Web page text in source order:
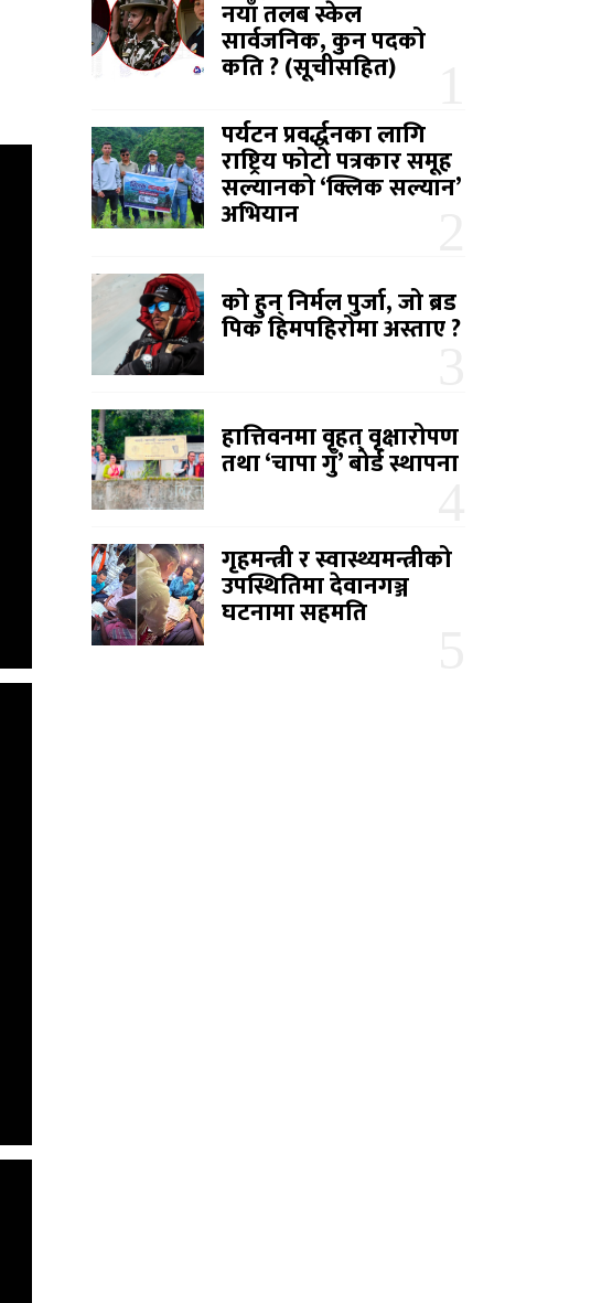
नयाँ तलब स्केल
सार्वजनिक, कुन पदको
कति ? (सूचीसहित)
पर्यटन प्रवर्द्धनका लागि
राष्ट्रिय फोटो पत्रकार समूह
सल्यानको ‘क्लिक सल्यान’
अभियान
को हुन् निर्मल पुर्जा, जो ब्रड
पिक हिमपहिरोमा अस्ताए ?
हात्तिवनमा वृहत् वृक्षारोपण
तथा ‘चापा गुँ’ बोर्ड स्थापना
गृहमन्त्री र स्वास्थ्यमन्त्रीको
उपस्थितिमा देवानगञ्ज
घटनामा सहमति